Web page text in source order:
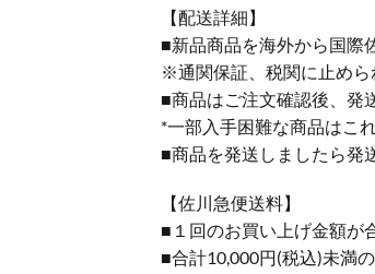
【配送詳細】
■新品商品を海外から国際
※通関保証、税関に止めら
■商品はご注文確認後、発
*一部入手困難な商品はこ
■商品を発送しましたら発
【佐川急便送料】
■１回のお買い上げ金額が
■合計10,000円(税込)未満